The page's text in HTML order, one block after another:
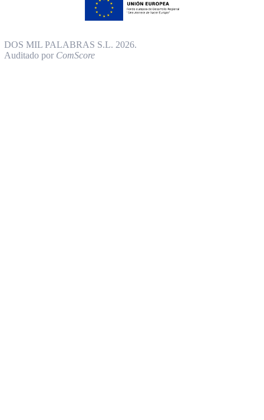
DOS MIL PALABRAS S.L. 2026.
Auditado por ComScore